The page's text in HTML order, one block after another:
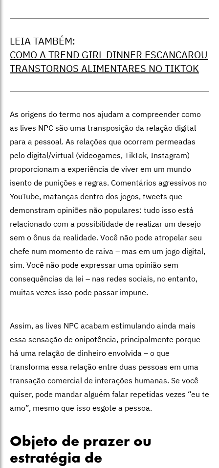
LEIA TAMBÉM:
COMO A TREND GIRL DINNER ESCANCAROU
TRANSTORNOS ALIMENTARES NO TIKTOK
As origens do termo nos ajudam a compreender como
as lives NPC são uma transposição da relação digital
para a pessoal. As relações que ocorrem permeadas
pelo digital/virtual (videogames, TikTok, Instagram)
proporcionam a experiência de viver em um mundo
isento de punições e regras. Comentários agressivos no
YouTube, matanças dentro dos jogos, tweets que
demonstram opiniões não populares: tudo isso está
relacionado com a possibilidade de realizar um desejo
sem o ônus da realidade. Você não pode atropelar seu
chefe num momento de raiva – mas em um jogo digital,
sim. Você não pode expressar uma opinião sem
consequências da lei – nas redes sociais, no entanto,
muitas vezes isso pode passar impune.
Assim, as lives NPC acabam estimulando ainda mais
essa sensação de onipotência, principalmente porque
há uma relação de dinheiro envolvida – o que
transforma essa relação entre duas pessoas em uma
transação comercial de interações humanas. Se você
quiser, pode mandar alguém falar repetidas vezes “eu te
amo”, mesmo que isso esgote a pessoa.
Objeto de prazer ou
estratégia de